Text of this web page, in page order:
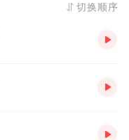
切换顺序